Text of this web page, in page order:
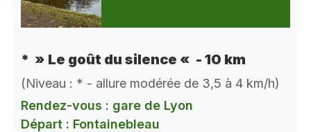
* » Le goût du silence « - 10 km
(Niveau : * - allure modérée de 3,5 à 4 km/h)
Rendez-vous : gare de Lyon
Départ : Fontainebleau